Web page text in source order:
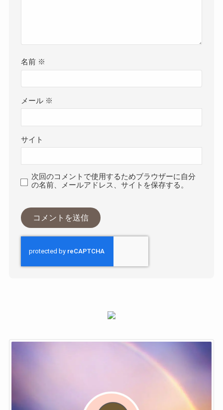
名前 ※
メール ※
サイト
次回のコメントで使用するためブラウザーに自分
の名前、メールアドレス、サイトを保存する。